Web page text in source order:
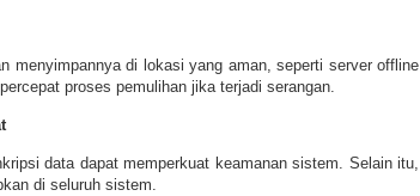
menyimpannya di lokasi yang aman, seperti server offline
proses pemulihan jika terjadi serangan.
data dapat memperkuat keamanan sistem. Selain itu,
di seluruh sistem.